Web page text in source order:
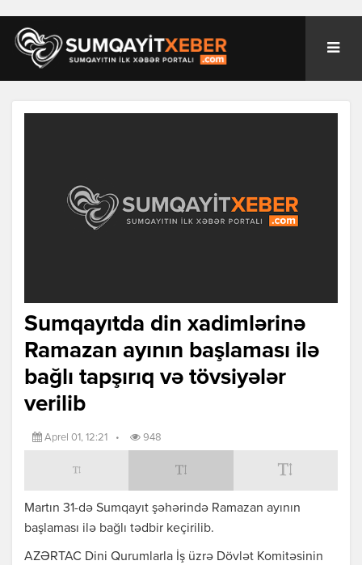
Sumqayıtda din xadimlərinə
Ramazan ayının başlaması ilə
bağlı tapşırıq və tövsiyələr
verilib
Aprel 01, 12:21 • 948
Martın 31-də Sumqayıt şəhərində Ramazan ayının
başlaması ilə bağlı tədbir keçirilib.
AZƏRTAC Dini Qurumlarla İş üzrə Dövlət Komitəsinin